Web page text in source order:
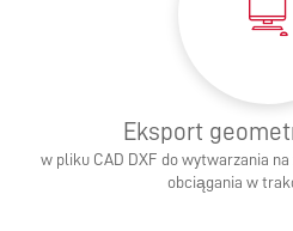
Eksport
w pliku CAD DXF do wytwarzania
obciągania w